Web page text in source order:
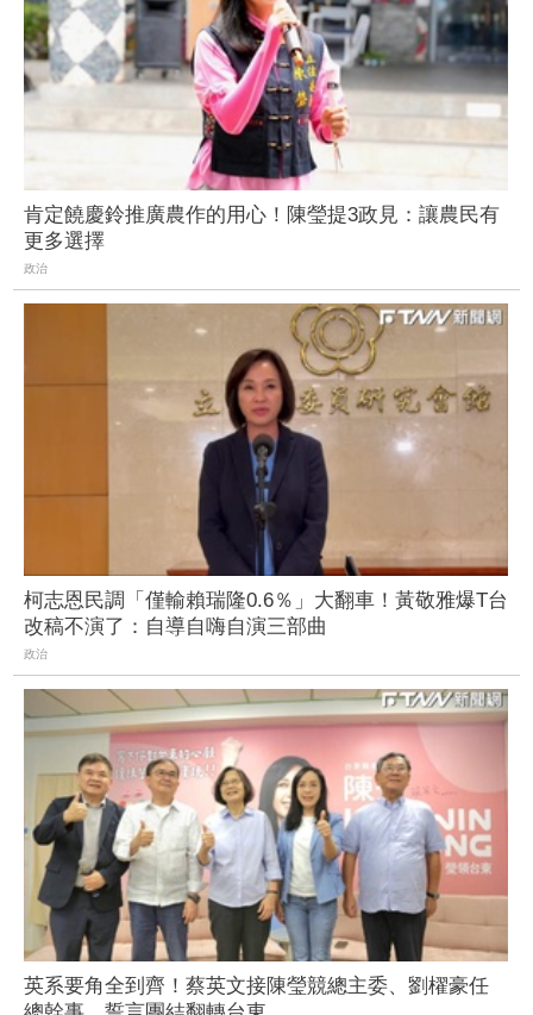
肯定饒慶鈴推廣農作的用心！陳瑩提3政見：讓農民有
更多選擇
政治
柯志恩民調「僅輸賴瑞隆0.6％」大翻車！黃敬雅爆T台
改稿不演了：自導自嗨自演三部曲
政治
英系要角全到齊！蔡英文接陳瑩競總主委、劉櫂豪任